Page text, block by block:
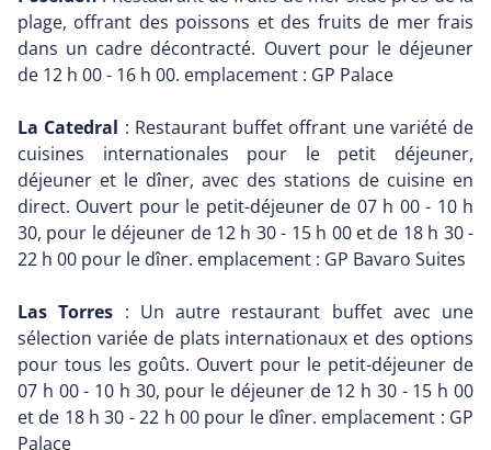
plage, offrant des poissons et des fruits de mer frais
dans un cadre décontracté. Ouvert pour le déjeuner
de 12 h 00 - 16 h 00. emplacement : GP Palace
La Catedral : Restaurant buffet offrant une variété de
cuisines internationales pour le petit déjeuner,
déjeuner et le dîner, avec des stations de cuisine en
direct. Ouvert pour le petit-déjeuner de 07 h 00 - 10 h
30, pour le déjeuner de 12 h 30 - 15 h 00 et de 18 h 30 -
22 h 00 pour le dîner. emplacement : GP Bavaro Suites
Las Torres : Un autre restaurant buffet avec une
sélection variée de plats internationaux et des options
pour tous les goûts. Ouvert pour le petit-déjeuner de
07 h 00 - 10 h 30, pour le déjeuner de 12 h 30 - 15 h 00
et de 18 h 30 - 22 h 00 pour le dîner. emplacement : GP
Palace